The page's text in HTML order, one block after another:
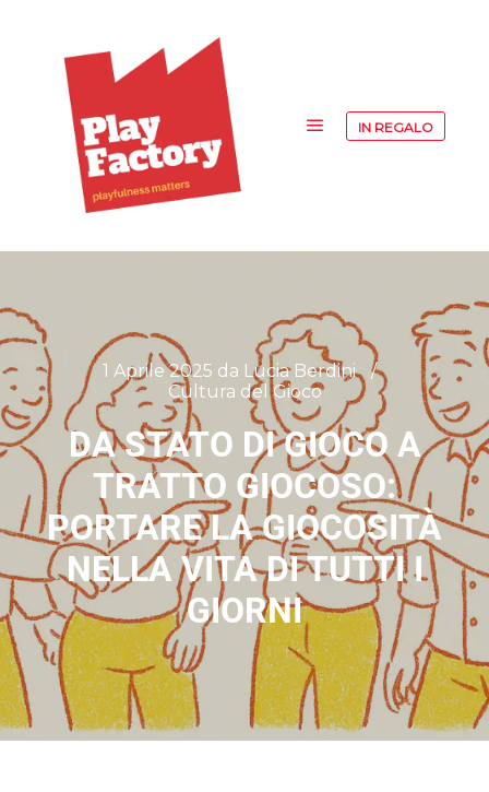
IN REGALO
1 Aprile 2025 da Lucia Berdini
Cultura del Gioco
DA STATO DI GIOCO A
TRATTO GIOCOSO:
PORTARE LA GIOCOSITÀ
NELLA VITA DI TUTTI I
GIORNI